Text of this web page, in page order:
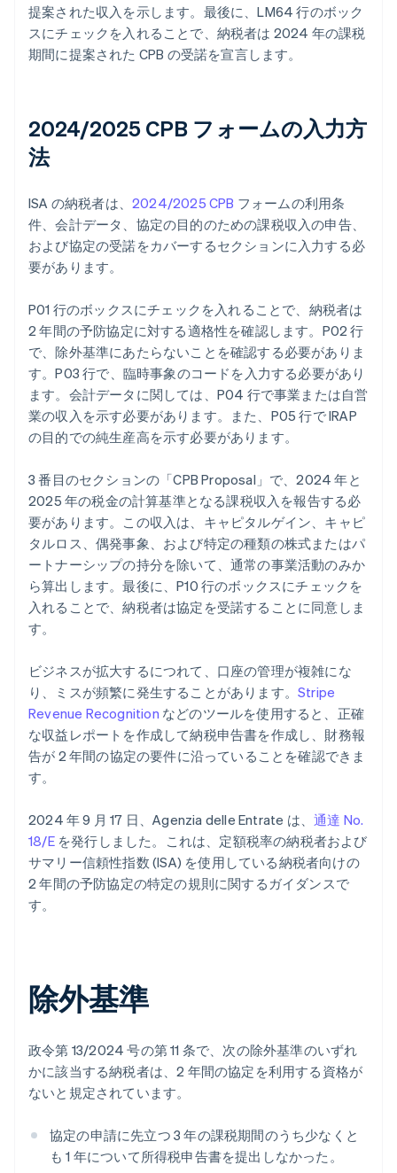
提案された収入を示します。最後に、LM64 行のボック
スにチェックを入れることで、納税者は 2024 年の課税
期間に提案された CPB の受諾を宣言します。
2024/2025 CPB フォームの入力方
法
ISA の納税者は、 2024/2025 CPB フォームの利用条
件、会計データ、協定の目的のための課税収入の申告、
および協定の受諾をカバーするセクションに入力する必
要があります。
P01 行のボックスにチェックを入れることで、納税者は
2 年間の予防協定に対する適格性を確認します。P02 行
で、除外基準にあたらないことを確認する必要がありま
す。P03 行で、臨時事象のコードを入力する必要があり
ます。会計データに関しては、P04 行で事業または自営
業の収入を示す必要があります。また、P05 行で IRAP
の目的での純生産高を示す必要があります。
3 番目のセクションの「CPB Proposal」で、2024 年と
2025 年の税金の計算基準となる課税収入を報告する必
要があります。この収入は、キャピタルゲイン、キャピ
タルロス、偶発事象、および特定の種類の株式またはパ
ートナーシップの持分を除いて、通常の事業活動のみか
ら算出します。最後に、P10 行のボックスにチェックを
入れることで、納税者は協定を受諾することに同意しま
す。
ビジネスが拡大するにつれて、口座の管理が複雑にな
り、ミスが頻繁に発生することがあります。 Stripe
Revenue Recognition などのツールを使用すると、正確
な収益レポートを作成して納税申告書を作成し、財務報
告が 2 年間の協定の要件に沿っていることを確認できま
す。
2024 年 9 月 17 日、Agenzia delle Entrate は、 通達 No.
18/Eを発行しました。これは、定額税率の納税者および
サマリー信頼性指数 (ISA) を使用している納税者向けの
2 年間の予防協定の特定の規則に関するガイダンスで
す。
除外基準
政令第 13/2024 号の第 11 条で、次の除外基準のいずれ
かに該当する納税者は、2 年間の協定を利用する資格が
ないと規定されています。
協定の申請に先立つ 3 年の課税期間のうち少なくと
も 1 年について所得税申告書を提出しなかった。